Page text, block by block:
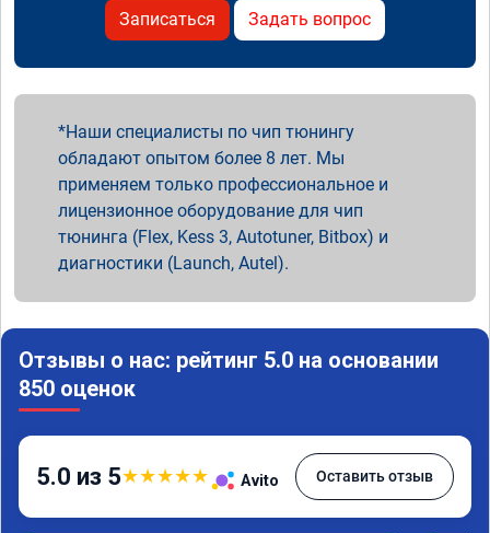
Записаться Задать вопрос
Наши специалисты по чип тюнингу
обладают опытом более 8 лет. Мы
применяем только профессиональное и
лицензионное оборудование для чип
тюнинга (Flex, Kess 3, Autotuner, Bitbox) и
диагностики (Launch, Autel).
Отзывы о нас: рейтинг 5.0 на основании
850 оценок
5.0 из 5★★★★★ Avito Оставить отзыв